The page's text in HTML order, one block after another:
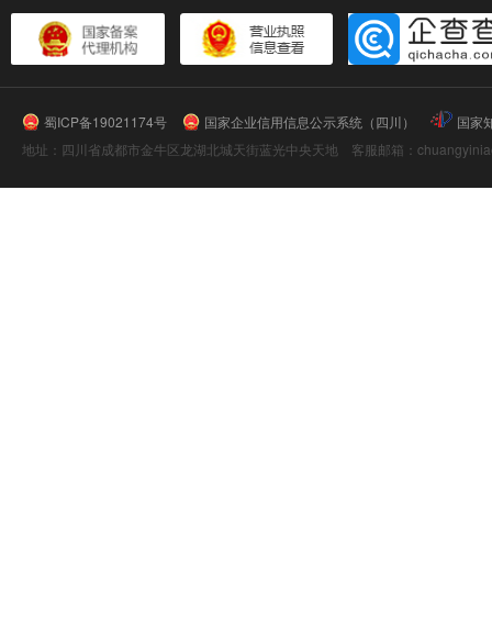
蜀ICP备19021174号 国家企业信用信息公示系统（四川）
国家
地址：四川省成都市金牛区龙湖北城天街蓝光中央天地 客服邮箱：